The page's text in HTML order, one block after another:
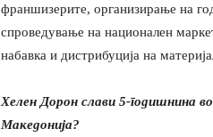
франшизерите, организирање на
спроведување на национален
набавка и дистрибуција на
Хелен Дорон слави 5-годишнина
Македонија?